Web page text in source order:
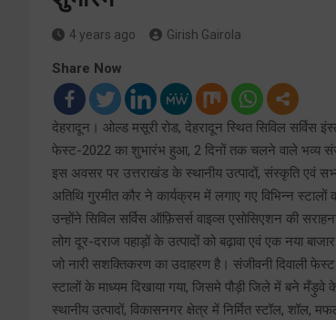
4 years ago Girish Gairola
Share Now
देहरादून। ओल्ड मसूरी रोड, देहरादून स्थित सिविल सर्विस
फेस्ट-2022 का शुभारंभ हुआ, 2 दिनों तक चलने वाले भव्य
इस अवसर पर उत्तराखंड के स्थानीय उत्पादों, संस्कृति एवं
अतिथि गुरमीत कौर ने कार्यक्रम में लगाए गए विभिन्न स्टालों
उन्होंने सिविल सर्विस ऑफ़िसर्स वाइव्स एसोसिएशन की
लोग दूर-दराज पहाड़ों के उत्पादों को बढ़ावा एवं एक नया
जो नारी सशक्तिकरण का उदाहरण है। संजीवनी दिवाली फेस्ट
स्टालों के माध्यम दिखाया गया, जिसमे पौड़ी जिले में बने
स्थानीय उत्पादों, विकासनगर क्षेत्र में निर्मित स्टॉल, शॉल,